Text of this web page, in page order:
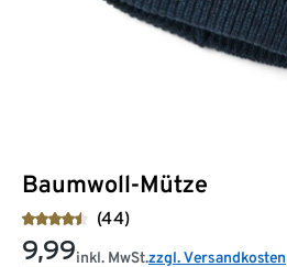
Baumwoll-Mütze
(44)
9,99inkl. MwSt.zzgl. Versandkosten